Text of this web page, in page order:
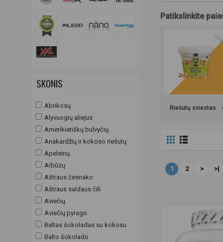
SKONIS
Abrikosų
Alyvuogių aliejus
Amerikietiškų bulvyčių
Anakardžių ir kokoso riešutų
Apelsinų
Arbūzų
Aštraus česnako
Aštraus saldaus čili
Aviečių
Aviečių pyrago
Baltas šokoladas su kokosu
Balto šokolado
Patikslinkite
Riešutų sviestas
1 2 > >|